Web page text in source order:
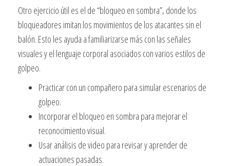
Otro ejercicio útil es el de “bloqueo en sombra”, donde los
bloqueadores imitan los movimientos de los atacantes sin el
balón. Esto les ayuda a familiarizarse más con las señales
visuales y el lenguaje corporal asociados con varios estilos de
golpeo.
Practicar con un compañero para simular escenarios de
golpeo.
Incorporar el bloqueo en sombra para mejorar el
reconocimiento visual.
Usar análisis de video para revisar y aprender de
actuaciones pasadas.